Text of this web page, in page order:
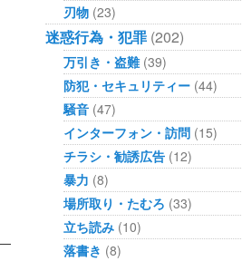
刃物 (23)
迷惑行為・犯罪 (202)
万引き・盗難(39)
防犯・セキュリティー (44)
騒音 (47)
インターフォン・訪問 (15)
チラシ・勧誘広告 (12)
暴力 (8)
場所取り・たむろ (33)
立ち読み (10)
落書き (8)